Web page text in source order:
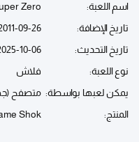
اسم اللعبة:
Zero
تاريخ الإضافة:
09-26
تاريخ التحديث:
10-06
نوع اللعبة:
فلاش
يمكن لعبها بواسطة: متصفح
المنتج:
Shok